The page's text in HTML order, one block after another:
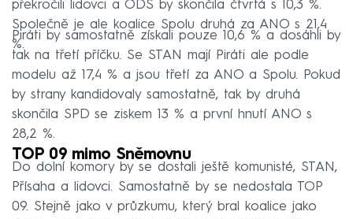
překročili lidovci a ODS by skončila čtvrtá s 10,3 %.
Společně je ale koalice Spolu druhá za ANO s 21,4
%.
Piráti by samostatně získali pouze 10,6 % a dosáhli by
tak na třetí příčku. Se STAN mají Piráti ale podle
modelu až 17,4 % a jsou třetí za ANO a Spolu. Pokud
by strany kandidovaly samostatně, tak by druhá
skončila SPD se ziskem 13 % a první hnutí ANO s
28,2 %.
TOP 09 mimo Sněmovnu
Do dolní komory by se dostali ještě komunisté, STAN,
Přísaha a lidovci. Samostatně by se nedostala TOP
09. Stejně jako v průzkumu, který bral koalice jako